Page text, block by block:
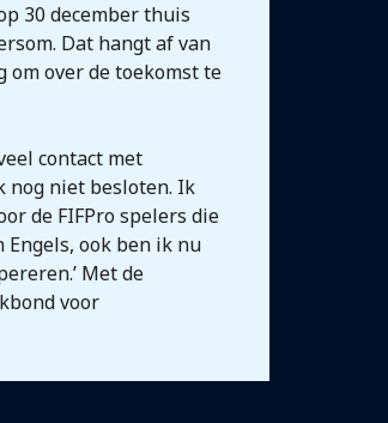
30 december thuis
Dat hangt af van
om over de toekomst te
contact met
nog niet besloten. Ik
de FIFPro spelers die
ook ben ik nu
Met de
voor